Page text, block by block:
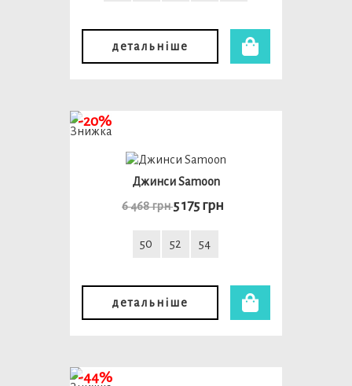
детальніше
Джинси Samoon
6 468 грн 5 175 грн
50 52 54
детальніше
-20%
-44%